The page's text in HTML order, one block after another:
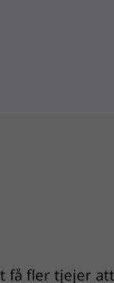
få fler tjejer